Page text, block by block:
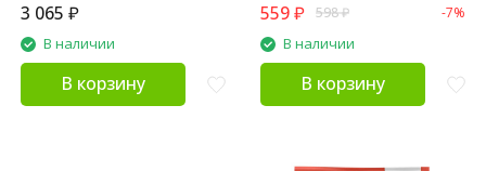
3 065 ₽
В наличии
В корзину
559₽ 598₽ -7%
В наличии
В корзину